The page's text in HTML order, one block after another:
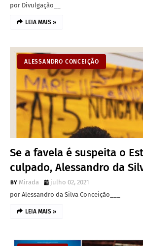
por Divulgação__
LEIA MAIS »
ALESSANDRO CONCEIÇÃO
Se a favela é suspeita o
culpado, Alessandro da
Mirada
julho 02, 2021
por Alessandro da Silva Conceição___
LEIA MAIS »